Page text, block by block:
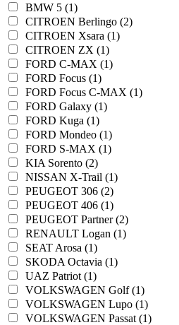
BMW 5 (1)
CITROEN Berlingo (2)
CITROEN Xsara (1)
CITROEN ZX (1)
FORD C-MAX (1)
FORD Focus (1)
FORD Focus C-MAX (1)
FORD Galaxy (1)
FORD Kuga (1)
FORD Mondeo (1)
FORD S-MAX (1)
KIA Sorento (2)
NISSAN X-Trail (1)
PEUGEOT 306 (2)
PEUGEOT 406 (1)
PEUGEOT Partner (2)
RENAULT Logan (1)
SEAT Arosa (1)
SKODA Octavia (1)
UAZ Patriot (1)
VOLKSWAGEN Golf (1)
VOLKSWAGEN Lupo (1)
VOLKSWAGEN Passat (1)